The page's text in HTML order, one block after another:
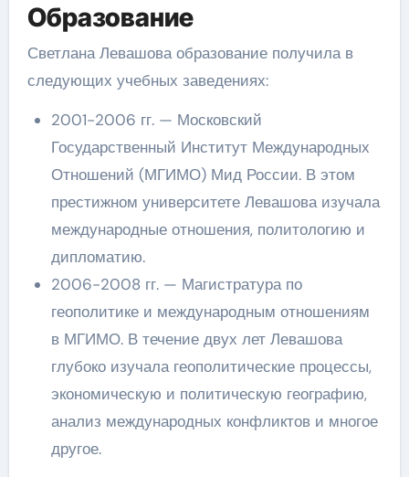
Образование
Светлана Левашова образование получила в
следующих учебных заведениях:
2001-2006 гг. — Московский
Государственный Институт Международных
Отношений (МГИМО) Мид России. В этом
престижном университете Левашова изучала
международные отношения, политологию и
дипломатию.
2006-2008 гг. — Магистратура по
геополитике и международным отношениям
в МГИМО. В течение двух лет Левашова
глубоко изучала геополитические процессы,
экономическую и политическую географию,
анализ международных конфликтов и многое
другое.